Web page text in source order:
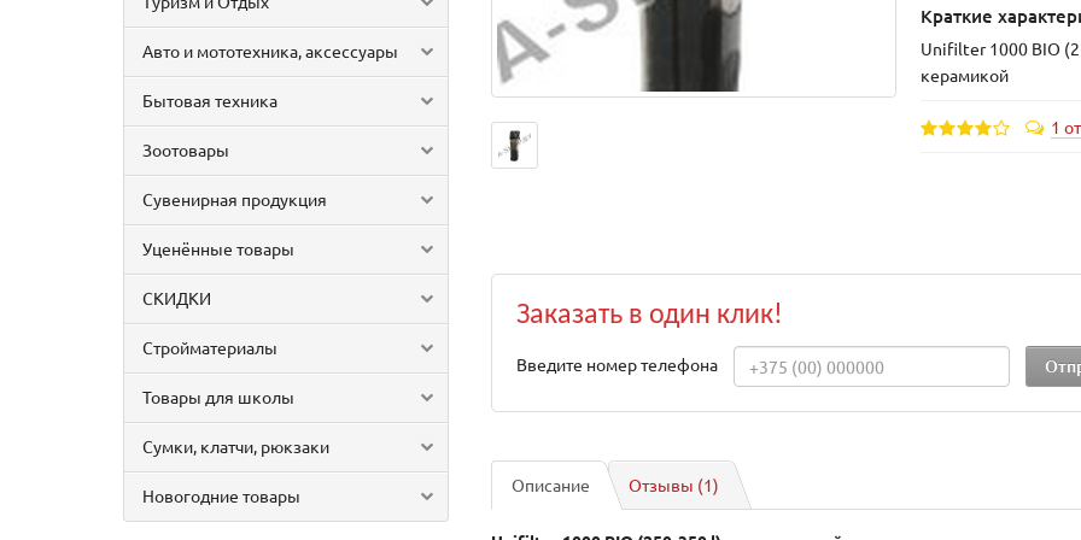
Авто и мототехника, аксессуары
Бытовая техника
Зоотовары
Сувенирная продукция
Уценённые товары
СКИДКИ
Стройматериалы
Товары для школы
Сумки, клатчи, рюкзаки
Новогодние товары
Краткие
Unifilter 1000 BIO
керамикой
1
Заказать в один клик!
Введите номер телефона
Описание Отзывы (1)